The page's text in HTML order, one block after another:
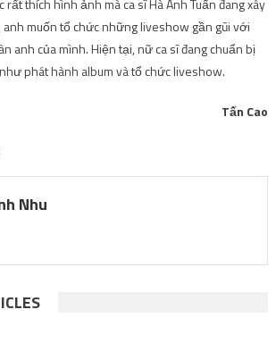
rất thích hình ảnh mà ca sĩ Hà Anh Tuấn đang xây
muốn tổ chức những liveshow gần gũi với
anh của mình. Hiện tại, nữ ca sĩ đang chuẩn bị
phát hành album và tổ chức liveshow.
Tấn Cao
Nhu